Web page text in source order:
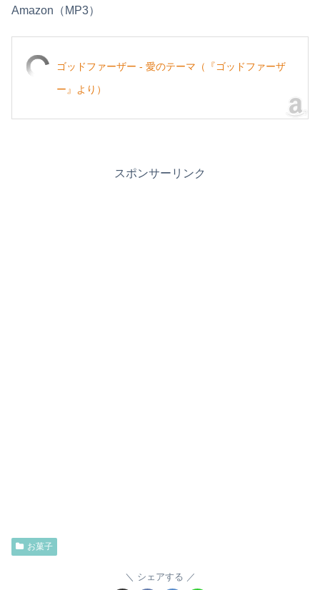
Amazon（MP3）
ゴッドファーザー - 愛のテーマ（『ゴッドファーザ
ー』より）
スポンサーリンク
お菓子
シェアする